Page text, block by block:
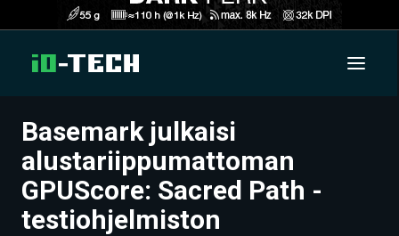
UUTISET
ARTIKKELIT
VIDEOT
Basemark julkaisi
alustariippumattoman
GPUScore: Sacred Path -
testiohjelmiston